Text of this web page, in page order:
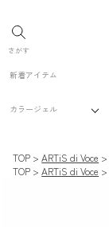
さがす
新着アイテム
カラージェル
TOP ARTiS di Voce
TOP
ARTiS di Voce